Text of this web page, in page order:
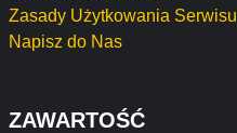
Zasady Użytkowania Serwisu
Napisz do Nas
ZAWARTOŚĆ